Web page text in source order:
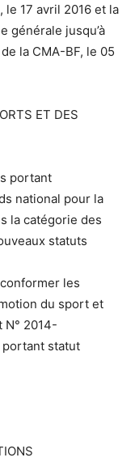
le 17 avril 2016 et la
générale jusqu’à
la CMA-BF, le 05
ET DES
portant
national pour la
la catégorie des
statuts
les
du sport et
2014-
portant statut